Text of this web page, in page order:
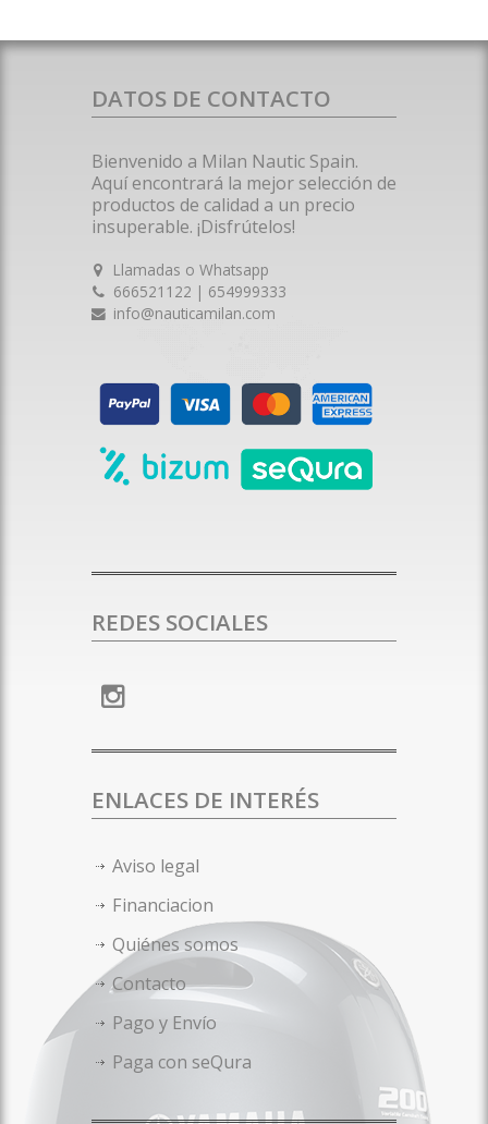
DATOS DE CONTACTO
Bienvenido a Milan Nautic Spain.
Aquí encontrará la mejor selección de
productos de calidad a un precio
insuperable. ¡Disfrútelos!
Llamadas o Whatsapp
666521122 | 654999333
info@nauticamilan.com
REDES SOCIALES
ENLACES DE INTERÉS
Aviso legal
Financiacion
Quiénes somos
Contacto
Pago y Envío
Paga con seQura